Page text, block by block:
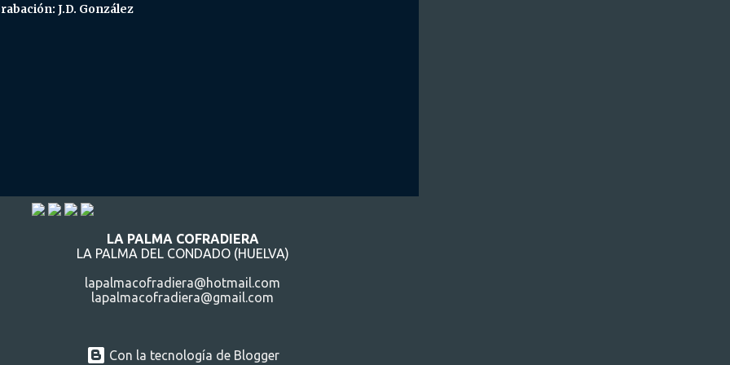
J.D. González
LA PALMA COFRADIERA
LA PALMA DEL CONDADO (HUELVA)
lapalmacofradiera@hotmail.com
lapalmacofradiera@gmail.com
Con la tecnología de Blogger